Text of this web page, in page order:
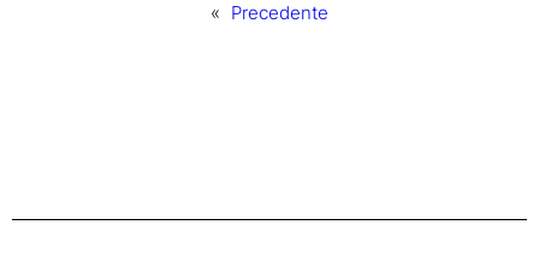
« Precedente